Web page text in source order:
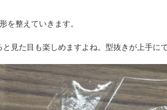
を整えていきます。
見た目も楽しめますよね。型抜きが上手に